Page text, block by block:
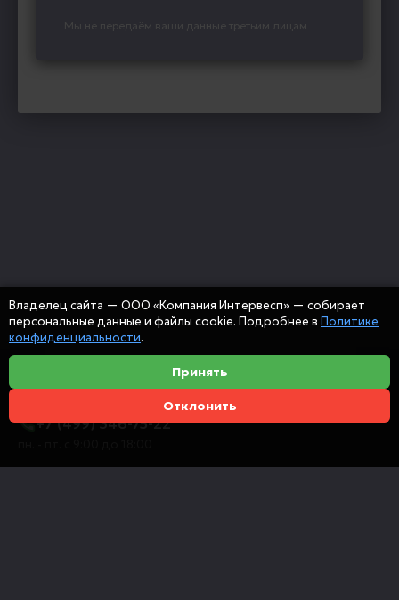
Мы не передаём ваши данные третьим лицам
+7 (499) 346-75-22
Владелец сайта — ООО «Компания Интервесп» — собирает
персональные данные и файлы cookie. Подробнее в Политике
конфиденциальности.
Принять
Отклонить